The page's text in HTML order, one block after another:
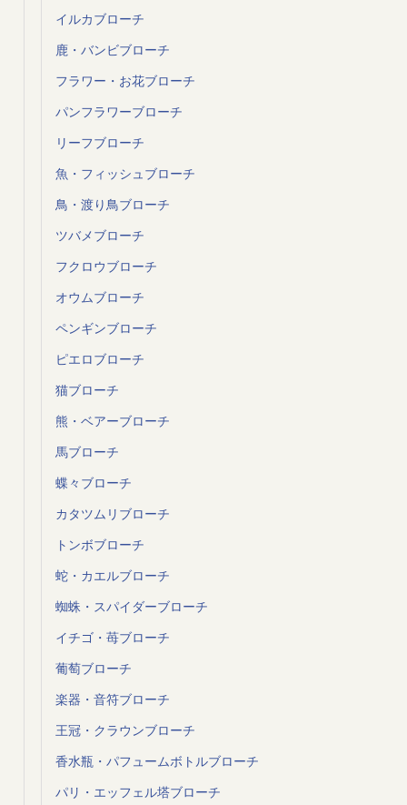
イルカブローチ
鹿・バンビブローチ
フラワー・お花ブローチ
パンフラワーブローチ
リーフブローチ
魚・フィッシュブローチ
鳥・渡り鳥ブローチ
ツバメブローチ
フクロウブローチ
オウムブローチ
ペンギンブローチ
ピエロブローチ
猫ブローチ
熊・ベアーブローチ
馬ブローチ
蝶々ブローチ
カタツムリブローチ
トンボブローチ
蛇・カエルブローチ
蜘蛛・スパイダーブローチ
イチゴ・苺ブローチ
葡萄ブローチ
楽器・音符ブローチ
王冠・クラウンブローチ
香水瓶・パフュームボトルブローチ
パリ・エッフェル塔ブローチ